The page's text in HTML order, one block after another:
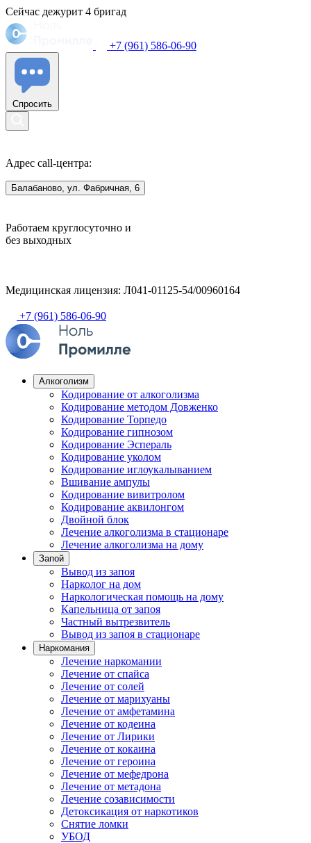
Сейчас дежурит 4 бригад
+7 (961) 586-06-90
Спросить
Адрес call-центра:
Балабаново, ул. Фабричная, 6
Работаем круглосуточно и
без выходных
Медицинская лицензия: Л041-01125-54/00960164
+7 (961) 586-06-90
Алкоголизм
Кодирование от алкоголизма
Кодирование методом Довженко
Кодирование Торпедо
Кодирование гипнозом
Кодирование Эспераль
Кодирование уколом
Кодирование иглоукалыванием
Вшивание ампулы
Кодирование вивитролом
Кодирование аквилонгом
Двойной блок
Лечение алкоголизма в стационаре
Лечение алкоголизма на дому
Запой
Вывод из запоя
Нарколог на дом
Наркологическая помощь на дому
Капельница от запоя
Частный вытрезвитель
Вывод из запоя в стационаре
Наркомания
Лечение наркомании
Лечение от спайса
Лечение от солей
Лечение от марихуаны
Лечение от амфетамина
Лечение от кодеина
Лечение от Лирики
Лечение от кокаина
Лечение от героина
Лечение от мефедрона
Лечение от метадона
Лечение созависимости
Детоксикация от наркотиков
Снятие ломки
УБОД